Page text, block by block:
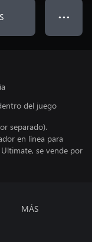
● ● ●
del juego
separado).
en línea para
se vende por
MÁS